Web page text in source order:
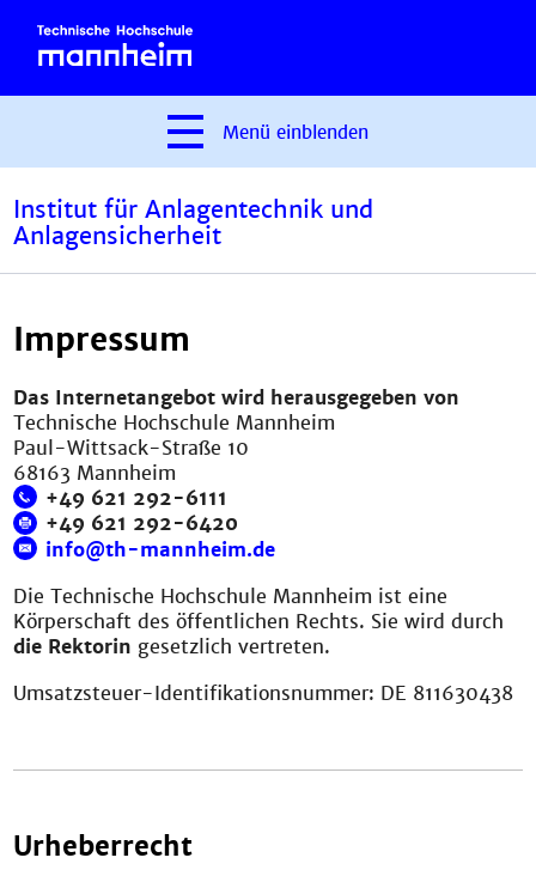
Menü einblenden
Institut für Anlagentechnik und
Anlagensicherheit
Impressum
Das Internetangebot wird herausgegeben von
Technische Hochschule Mannheim
Paul-Wittsack-Straße 10
68163 Mannheim
+49 621 292-6111
+49 621 292-6420
info@th-mannheim.de
Die Technische Hochschule Mannheim ist eine
Körperschaft des öffentlichen Rechts. Sie wird durch
die Rektorin gesetzlich vertreten.
Umsatzsteuer-Identifikationsnummer: DE 811630438
Urheberrecht